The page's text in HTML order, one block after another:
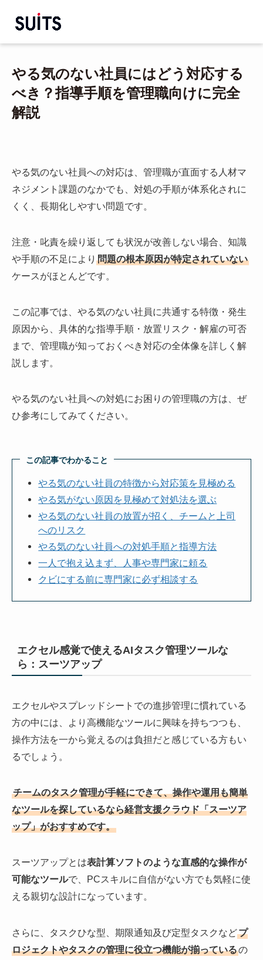
やる気のない社員にはどう対応する
べき？指導手順を管理職向けに完全
解説
やる気のない社員への対応は、管理職が直面する人材マ
ネジメント課題のなかでも、対処の手順が体系化されに
くく、長期化しやすい問題です。
注意・叱責を繰り返しても状況が改善しない場合、知識
や手順の不足により 問題の根本原因が特定されていない
ケースがほとんどです。
この記事では、やる気のない社員に共通する特徴・発生
原因から、具体的な指導手順・放置リスク・解雇の可否
まで、管理職が知っておくべき対応の全体像を詳しく解
説します。
やる気のない社員への対処にお困りの管理職の方は、ぜ
ひ参考にしてみてください。
この記事でわかること
やる気のない社員の特徴から対応策を見極める
やる気がない原因を見極めて対処法を選ぶ
やる気のない社員の放置が招く、チームと上司
へのリスク
やる気のない社員への対処手順と指導方法
一人で抱え込まず、人事や専門家に頼る
クビにする前に専門家に必ず相談する
エクセル感覚で使えるAIタスク管理ツールな
ら：スーツアップ
エクセルやスプレッドシートでの進捗管理に慣れている
方の中には、より高機能なツールに興味を持ちつつも、
操作方法を一から覚えるのは負担だと感じている方もい
るでしょう。
チームのタスク管理が手軽にできて、操作や運用も簡単
なツールを探しているなら経営支援クラウド「スーツア
ップ」がおすすめです。
スーツアップとは表計算ソフトのような直感的な操作が
可能なツールで、PCスキルに自信がない方でも気軽に使
える親切な設計になっています。
さらに、タスクひな型、期限通知及び定型タスクなどプ
ロジェクトやタスクの管理に役立つ機能が揃っているの